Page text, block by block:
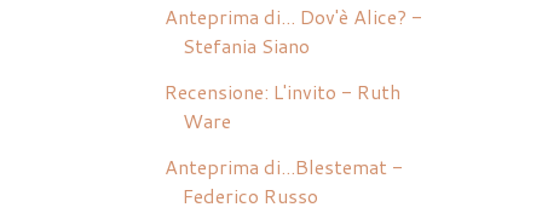
Anteprima di... Dov'è Alice? -
Stefania Siano
Recensione: L'invito - Ruth
Ware
Anteprima di...Blestemat -
Federico Russo